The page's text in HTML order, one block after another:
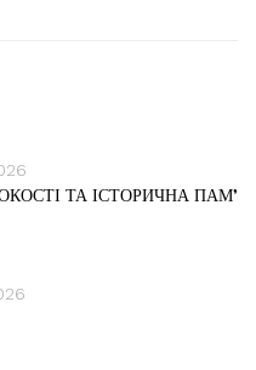
ТА ІСТОРИЧНА ПАМ’